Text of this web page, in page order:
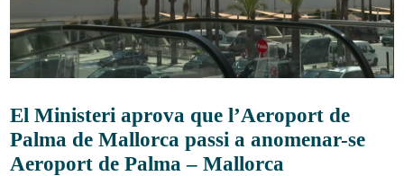
El Ministeri aprova que l’Aeroport de
Palma de Mallorca passi a anomenar-se
Aeroport de Palma – Mallorca